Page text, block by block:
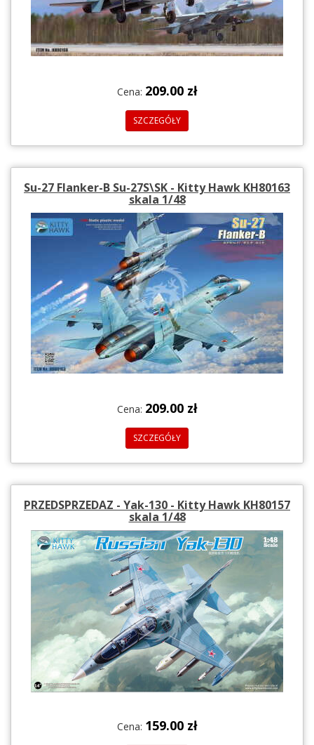
Cena: 209.00 zł
SZCZEGÓŁY
Su-27 Flanker-B Su-27S\SK - Kitty Hawk KH80163
skala 1/48
Cena: 209.00 zł
SZCZEGÓŁY
PRZEDSPRZEDAZ - Yak-130 - Kitty Hawk KH80157
skala 1/48
Cena: 159.00 zł